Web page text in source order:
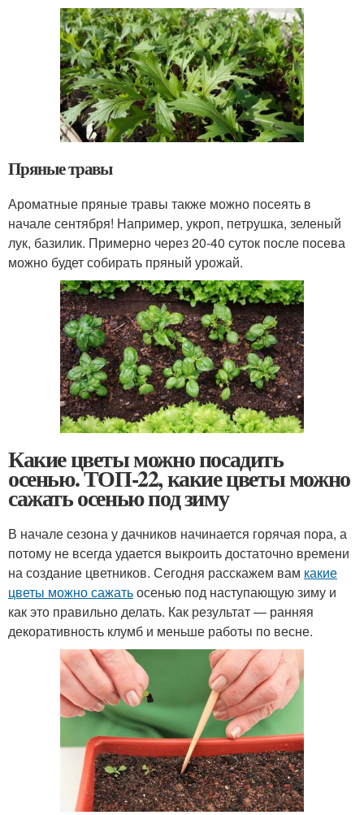
Пряные травы
Ароматные пряные травы также можно посеять в
начале сентября! Например, укроп, петрушка, зеленый
лук, базилик. Примерно через 20-40 суток после посева
можно будет собирать пряный урожай.
Какие цветы можно посадить
осенью. ТОП-22, какие цветы можно
сажать осенью под зиму
В начале сезона у дачников начинается горячая пора, а
потому не всегда удается выкроить достаточно времени
на создание цветников. Сегодня расскажем вам какие
цветы можно сажатьосенью под наступающую зиму и
как это правильно делать. Как результат — ранняя
декоративность клумб и меньше работы по весне.